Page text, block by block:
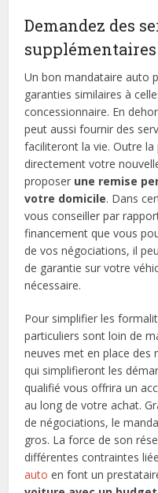
Demandez des
Un bon mandataire auto
garanties similaires à
concessionnaire. En
peut aussi fournir des
faciliteront la vie. Outre
directement votre
proposer une remise
votre domicile. Dans
vous conseiller par
financement que vous
de vos négociations, il
de garantie sur votre
nécessaire.
Pour simplifier les
particuliers sont loin de
neuves met en place des
qui simplifieront les
qualifié vous offrira un
au long de votre achat.
de négociations, le
gros. La force de son
différentes contraintes
auto en font un